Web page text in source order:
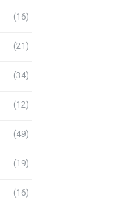
(16)
(21)
(34)
(12)
(49)
(19)
(16)